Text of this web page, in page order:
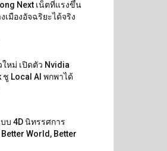
Next เน็ตที่แรงขึ้น
เมืองอัจฉริยะได้จริง
ใหม่ เปิดตัว Nvidia
ชู Local AI พกพาได้
บ 4D นิทรรศการ
World, Better